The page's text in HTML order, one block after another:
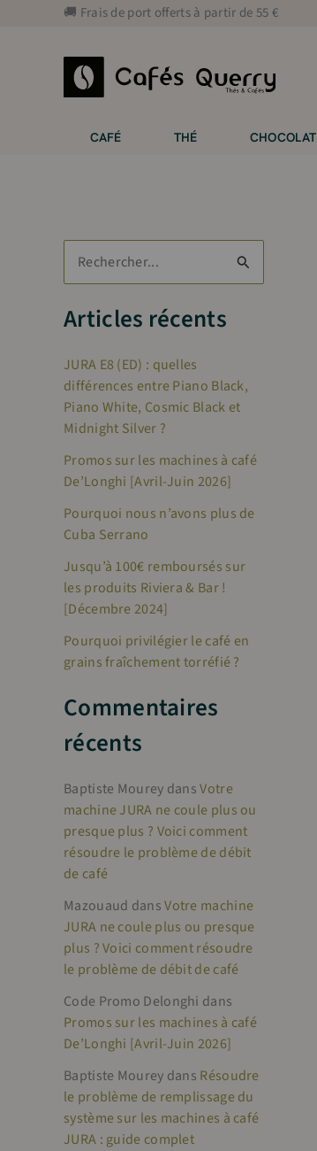
🚚 Frais de port offerts à partir de 55 €
CAFÉ THÉ CHOCOLAT
e
c
e
r
c
h
e
r
:
Articles récents
JURA E8 (ED) : quelles
différences entre Piano Black,
Piano White, Cosmic Black et
Midnight Silver ?
Promos sur les machines à café
De’Longhi [Avril-Juin 2026]
Pourquoi nous n’avons plus de
Cuba Serrano
Jusqu’à 100€ remboursés sur
les produits Riviera & Bar !
[Décembre 2024]
Pourquoi privilégier le café en
grains fraîchement torréfié ?
Commentaires
récents
Baptiste Mourey dansVotre
machine JURA ne coule plus ou
presque plus ? Voici comment
résoudre le problème de débit
de café
Mazouaud dansVotre machine
JURA ne coule plus ou presque
plus ? Voici comment résoudre
le problème de débit de café
Code Promo Delonghi dans
Promos sur les machines à café
De’Longhi [Avril-Juin 2026]
Baptiste Mourey dans Résoudre
le problème de remplissage du
système sur les machines à café
JURA : guide complet